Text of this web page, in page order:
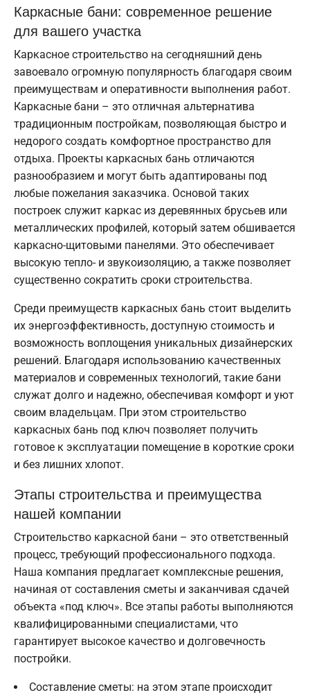
Каркасные бани: современное решение
для вашего участка
Каркасное строительство на сегодняшний день
завоевало огромную популярность благодаря своим
преимуществам и оперативности выполнения работ.
Каркасные бани – это отличная альтернатива
традиционным постройкам, позволяющая быстро и
недорого создать комфортное пространство для
отдыха. Проекты каркасных бань отличаются
разнообразием и могут быть адаптированы под
любые пожелания заказчика. Основой таких
построек служит каркас из деревянных брусьев или
металлических профилей, который затем обшивается
каркасно-щитовыми панелями. Это обеспечивает
высокую тепло- и звукоизоляцию, а также позволяет
существенно сократить сроки строительства.
Среди преимуществ каркасных бань стоит выделить
их энергоэффективность, доступную стоимость и
возможность воплощения уникальных дизайнерских
решений. Благодаря использованию качественных
материалов и современных технологий, такие бани
служат долго и надежно, обеспечивая комфорт и уют
своим владельцам. При этом строительство
каркасных бань под ключ позволяет получить
готовое к эксплуатации помещение в короткие сроки
и без лишних хлопот.
Этапы строительства и преимущества
нашей компании
Строительство каркасной бани – это ответственный
процесс, требующий профессионального подхода.
Наша компания предлагает комплексные решения,
начиная от составления сметы и заканчивая сдачей
объекта «под ключ». Все этапы работы выполняются
квалифицированными специалистами, что
гарантирует высокое качество и долговечность
постройки.
Составление сметы: на этом этапе происходит